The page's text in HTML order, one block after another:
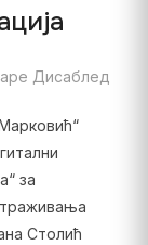
Дисаблед
за
Столић